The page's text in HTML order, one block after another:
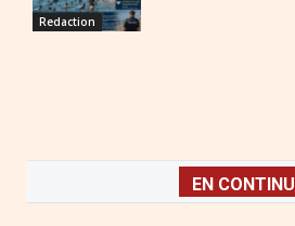
Redaction
EN CONTINU